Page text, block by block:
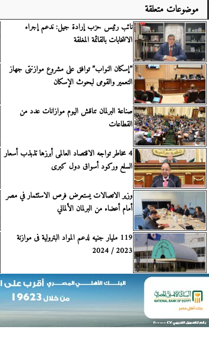
موضوعات متعلقة
نائب رئيس حزب إرادة جيل: ندعم إجراء
الانتخابات بالقائمة المغلقة
”إسكان النواب” توافق على مشروع موازنتى جهاز
التعمير والقومى لبحوث الإسكان
صناعة البرلمان تناقش اليوم موازانات عدد من
القطاعات
4 مخاطر تواجه الاقتصاد العالمى أبرزها تذبذب أسعار
السلع وركود أسواق دول كبرى
وزير الاتصالات يستعرض فرص الاستثمار في مصر
أمام أعضاء من البرلمان الألماني
119 مليار جنيه لدعم المواد البترولية فى موازنة
2023 / 2024